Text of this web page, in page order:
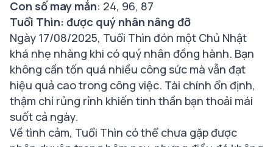
Con số may mắn: 24, 96, 87
Tuổi Thìn: được quý nhân nâng đỡ
Ngày 17/08/2025, Tuổi Thìn đón một Chủ Nhật
khá nhẹ nhàng khi có quý nhân đồng hành. Bạn
không cần tốn quá nhiều công sức mà vẫn đạt
hiệu quả cao trong công việc. Tài chính ổn định,
thậm chí rủng rỉnh khiến tinh thần bạn thoải mái
suốt cả ngày.
Về tình cảm, Tuổi Thìn có thể chưa gặp được